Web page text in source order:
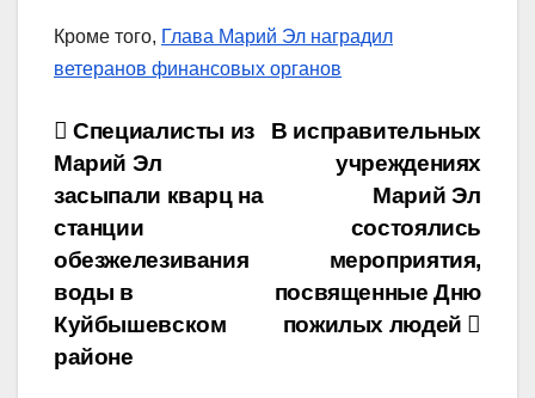
Кроме того, Глава Марий Эл наградил
ветеранов финансовых органов
Навигация
по
записям
В исправительных
учреждениях
Марий Эл
состоялись
мероприятия,
посвященные Дню
пожилых людей
Специалисты из
Марий Эл
засыпали кварц на
станции
обезжелезивания
воды в
Куйбышевском
районе